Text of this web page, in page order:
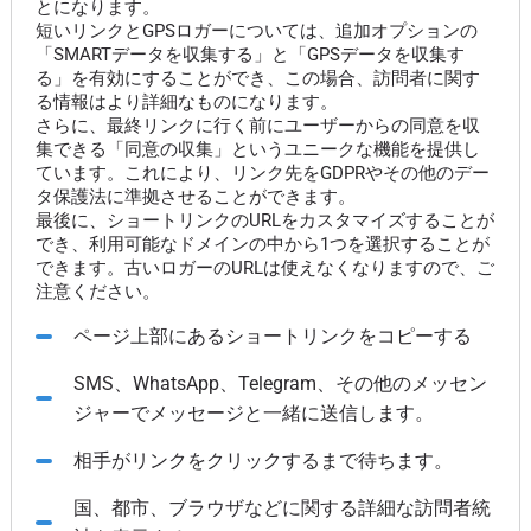
とになります。
短いリンクとGPSロガーについては、追加オプションの
「SMARTデータを収集する」と「GPSデータを収集す
る」を有効にすることができ、この場合、訪問者に関す
る情報はより詳細なものになります。
さらに、最終リンクに行く前にユーザーからの同意を収
集できる「同意の収集」というユニークな機能を提供し
ています。これにより、リンク先をGDPRやその他のデー
タ保護法に準拠させることができます。
最後に、ショートリンクのURLをカスタマイズすることが
でき、利用可能なドメインの中から1つを選択することが
できます。古いロガーのURLは使えなくなりますので、ご
注意ください。
ページ上部にあるショートリンクをコピーする
SMS、WhatsApp、Telegram、その他のメッセン
ジャーでメッセージと一緒に送信します。
相手がリンクをクリックするまで待ちます。
国、都市、ブラウザなどに関する詳細な訪問者統